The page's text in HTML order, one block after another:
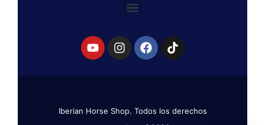
Iberian Horse Shop. Todos los derechos